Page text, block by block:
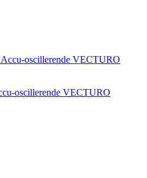
oscillerende VECTURO